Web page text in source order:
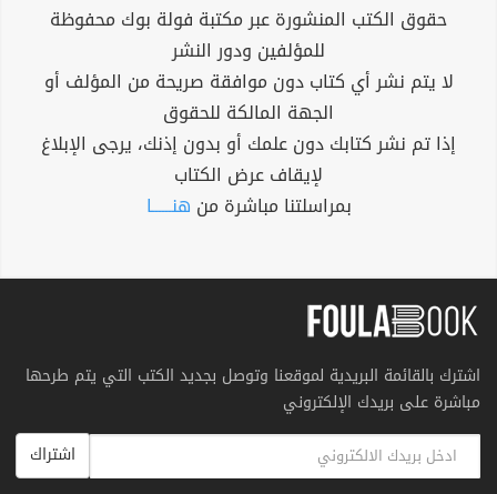
حقوق الكتب المنشورة عبر مكتبة فولة بوك محفوظة
للمؤلفين ودور النشر
لا يتم نشر أي كتاب دون موافقة صريحة من المؤلف أو
الجهة المالكة للحقوق
إذا تم نشر كتابك دون علمك أو بدون إذنك، يرجى الإبلاغ
لإيقاف عرض الكتاب
بمراسلتنا مباشرة من هنــــــا
اشترك بالقائمة البريدية لموقعنا وتوصل بجديد الكتب التي يتم طرحها
مباشرة على بريدك الإلكتروني
اشتراك